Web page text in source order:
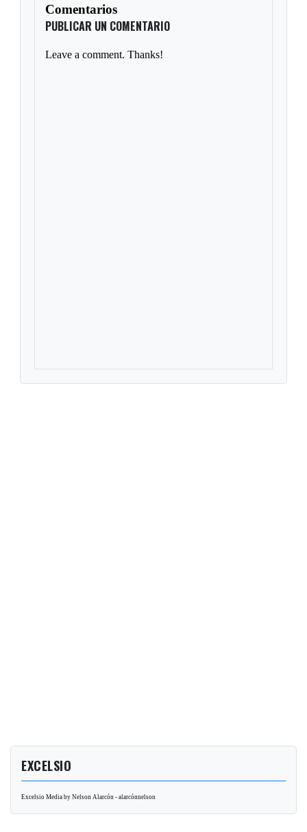
Comentarios
PUBLICAR UN COMENTARIO
Leave a comment. Thanks!
EXCELSIO
Excelsio Media by Nelson Alarcón - alarcónnelson